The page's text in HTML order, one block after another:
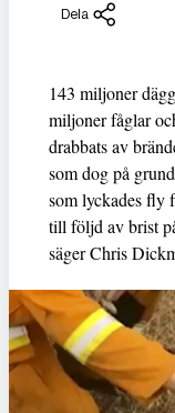
Dela
143 miljoner
miljoner fåglar
drabbats av
som dog på
som lyckades fly
till följd av brist
säger Chris